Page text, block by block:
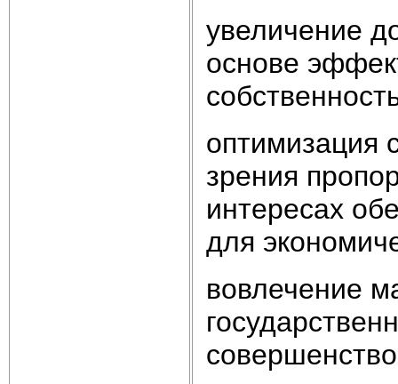
увеличение
основе
оптимизация
зрения
интересах
для
вовлечение